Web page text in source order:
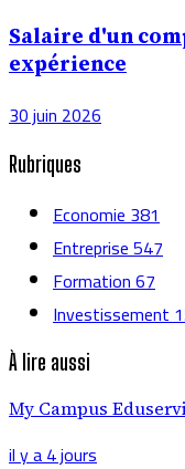
Salaire d'un
expérience
30 juin 2026
Rubriques
Economie381
Entreprise547
Formation67
Investissement
À lire aussi
My Campus
il y a 4 jours